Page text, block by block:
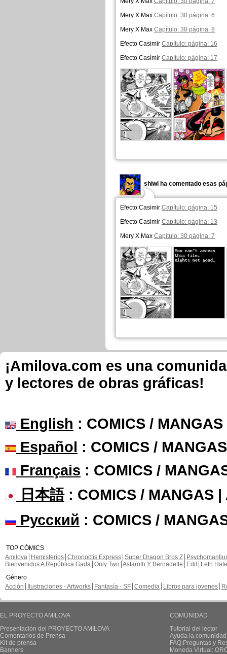
Mery X Max Capítulo: 30 página: 6
Mery X Max Capítulo: 30 página: 8
Efecto Casimir Capítulo: página: 16
Efecto Casimir Capítulo: página: 17
shiwi ha comentado esas
Efecto Casimir Capítulo: página: 15
Efecto Casimir Capítulo: página: 13
Mery X Max Capítulo: 30 página: 7
¡Amilova.com es una
y lectores de obras gráficas!
English : COMICS /
Español : COMICS /
Français : COMICS /
日本語: COMICS / MANGAS |
Русский : COMICS /
TOP CÓMICS
Amilova
Hemisferios Chronoctis Express Super Dragon Bros Z
Bienvenidos A República Gada Only Two Astaroth Y Bernadette Edil
Leth Hate
Género
Acción
Ilustraciones - Artworks Fantasía - SF Comedia Libros para jovenes
EL PROYECTO AMILOVA
Presentación del PROYECTO AMILOVA
Comentarios de Prensa
Kit de prensa
Banners
COMUNIDAD
Tutorial del lector
Ayuda la
FAQ.Preguntas y
Moneda Virtual: